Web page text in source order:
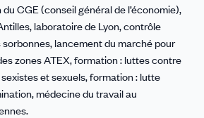
du CGE (conseil général de l’économie),
laboratoire de Lyon, contrôle
lancement du marché pour
zones ATEX, formation : luttes contre
et sexuels, formation : lutte
médecine du travail au